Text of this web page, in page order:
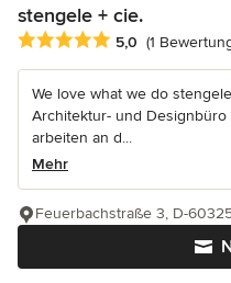
stengele + cie.
Durchschnittliche
5,0 (1
We love what we do
Architektur- und Designbüro
arbeiten an d...
Mehr
Feuerbachstraße 3, D-